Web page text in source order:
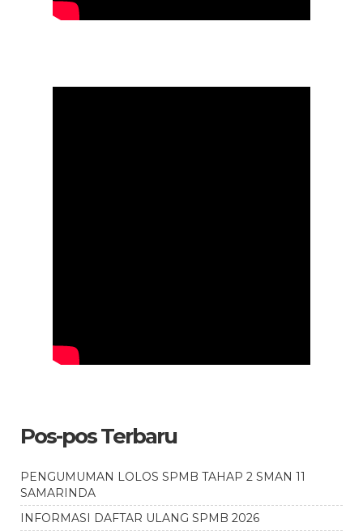
Pos-pos Terbaru
PENGUMUMAN LOLOS SPMB TAHAP 2 SMAN 11
SAMARINDA
INFORMASI DAFTAR ULANG SPMB 2026